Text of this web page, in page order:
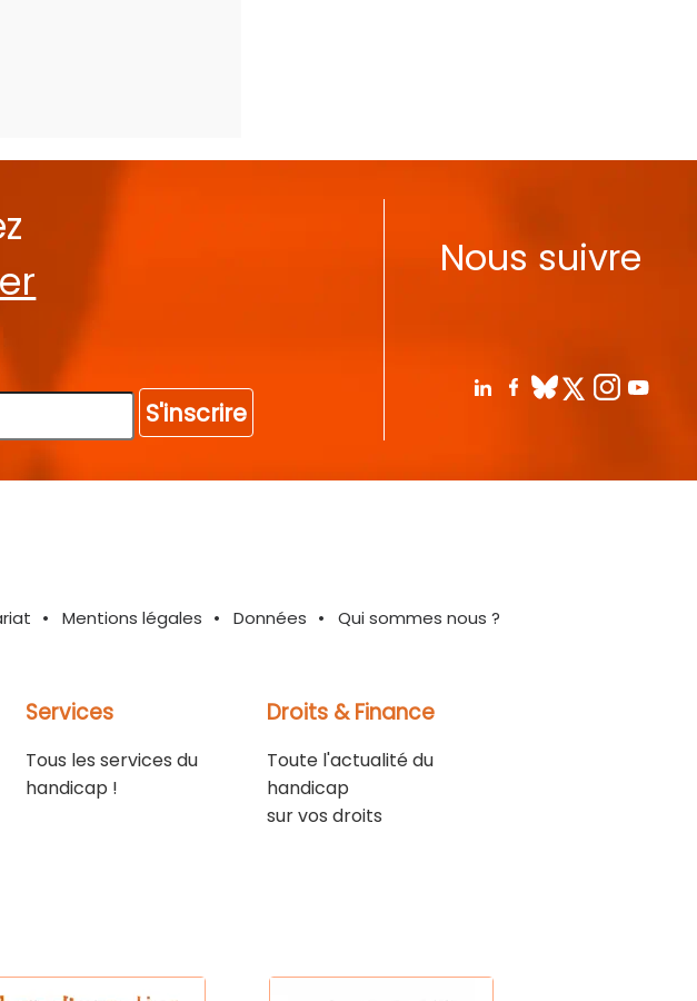
S'inscrire
Nous suivre
Mentions légales Données Qui sommes nous ?
Services
Tous les services du
handicap !
Droits & Finance
Toute l'actualité du
handicap
sur vos droits